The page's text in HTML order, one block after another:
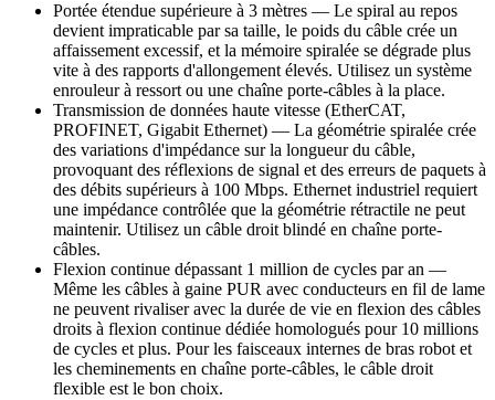
Portée étendue supérieure à 3 mètres — Le spiral au repos
devient impraticable par sa taille, le poids du câble crée un
affaissement excessif, et la mémoire spiralée se dégrade plus
vite à des rapports d'allongement élevés. Utilisez un système
enrouleur à ressort ou une chaîne porte-câbles à la place.
Transmission de données haute vitesse (EtherCAT,
PROFINET, Gigabit Ethernet) — La géométrie spiralée crée
des variations d'impédance sur la longueur du câble,
provoquant des réflexions de signal et des erreurs de paquets à
des débits supérieurs à 100 Mbps. Ethernet industriel requiert
une impédance contrôlée que la géométrie rétractile ne peut
maintenir. Utilisez un câble droit blindé en chaîne porte-
câbles.
Flexion continue dépassant 1 million de cycles par an —
Même les câbles à gaine PUR avec conducteurs en fil de lame
ne peuvent rivaliser avec la durée de vie en flexion des câbles
droits à flexion continue dédiée homologués pour 10 millions
de cycles et plus. Pour les faisceaux internes de bras robot et
les cheminements en chaîne porte-câbles, le câble droit
flexible est le bon choix.